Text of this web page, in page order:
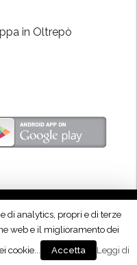
in Oltrepò
di analytics, propri e di terze
web e il miglioramento dei
cookie...
Accetta
Leggi di